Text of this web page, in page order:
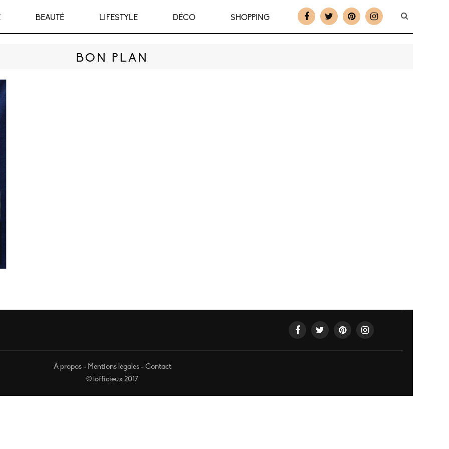
BEAUTÉ LIFESTYLE DÉCO SHOPPING
BON PLAN
À propos- Mentions légales- Contact
© lofficieux 2017